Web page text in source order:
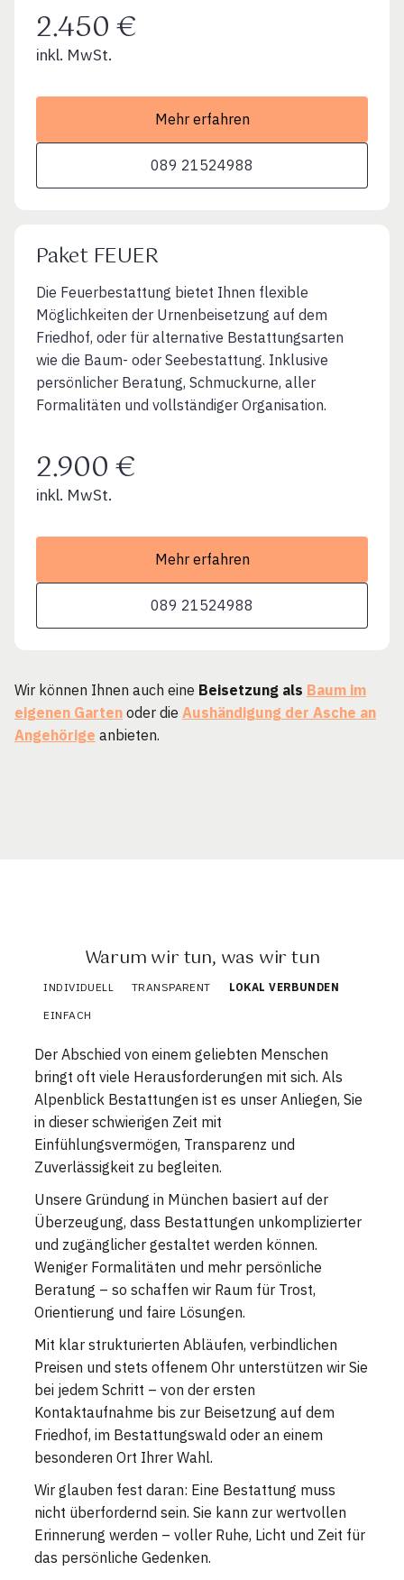
2.450 €
inkl. MwSt.
Mehr erfahren
089 21524988
Paket FEUER
Die Feuerbestattung bietet Ihnen flexible
Möglichkeiten der Urnenbeisetzung auf dem
Friedhof, oder für alternative Bestattungsarten
wie die Baum- oder Seebestattung. Inklusive
persönlicher Beratung, Schmuckurne, aller
Formalitäten und vollständiger Organisation.
2.900 €
inkl. MwSt.
Mehr erfahren
089 21524988
Wir können Ihnen auch eine Beisetzung als Baum im
eigenen Garten oder die Aushändigung der Asche an
Angehörige anbieten.
Warum wir tun, was wir tun
INDIVIDUELL TRANSPARENT LOKAL VERBUNDEN
EINFACH
Der Abschied von einem geliebten Menschen
bringt oft viele Herausforderungen mit sich. Als
Alpenblick Bestattungen ist es unser Anliegen, Sie
in dieser schwierigen Zeit mit
Einfühlungsvermögen, Transparenz und
Zuverlässigkeit zu begleiten.
Unsere Gründung in München basiert auf der
Überzeugung, dass Bestattungen unkomplizierter
und zugänglicher gestaltet werden können.
Weniger Formalitäten und mehr persönliche
Beratung – so schaffen wir Raum für Trost,
Orientierung und faire Lösungen.
Mit klar strukturierten Abläufen, verbindlichen
Preisen und stets offenem Ohr unterstützen wir Sie
bei jedem Schritt – von der ersten
Kontaktaufnahme bis zur Beisetzung auf dem
Friedhof, im Bestattungswald oder an einem
besonderen Ort Ihrer Wahl.
Wir glauben fest daran: Eine Bestattung muss
nicht überfordernd sein. Sie kann zur wertvollen
Erinnerung werden – voller Ruhe, Licht und Zeit für
das persönliche Gedenken.